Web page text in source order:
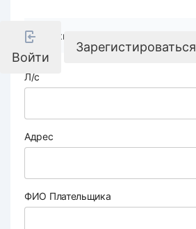
Войти
Зарегистироваться
Реквизиты компании
Л/с
Адрес
ФИО Плательщика